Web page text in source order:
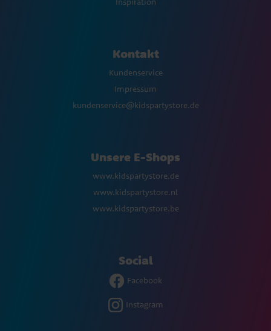
Kontakt
Kundenservice
Impressum
kundenservice@kidspartystore.de
Unsere E-Shops
www.kidspartystore.de
www.kidspartystore.nl
www.kidspartystore.be
Social
Facebook
Instagram